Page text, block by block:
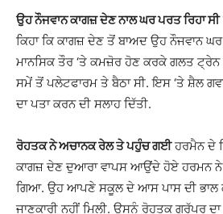
ਉਹ ਨੌਜਵਾਨ ਕਾਗਜ਼ ਦੇਣ ਨਾਲ ਘਰ ਪਰਤ ਰਿਹਾ ਸੀ
ਕਿਹਾ ਕਿ ਕਾਗਜ਼ ਦੇਣ ਤੋਂ ਬਾਅਦ ਉਹ ਨੌਜਵਾਨ
ਮਾਨਸਿਕ ਤੌਰ ‘ਤੇ ਕਮਜ਼ੋਰ ਹੋਣ ਕਰਕੇ ਗਲਤ
ਸਮੇਂ ਤੋਂ ਪਲੇਟਫਾਰਮ ਤੇ ਬੈਠਾ ਸੀ. ਇਸ ‘ਤੇ ਸ਼ੈਲ
ਦਾ ਪਤਾ ਕਰਨ ਦੀ ਸਲਾਹ ਦਿੱਤੀ.
ਰੋਹਤਕ ਨੇ ਅਚਾਨਕ ਰੇਲ ਤੇ ਪਹੁੰਚ ਗਈਹਰਮੈਨ ਦੇ
ਕਾਗਜ਼ ਦੇਣ ਦੁਆਰਾ ਵਾਪਸ ਆਉਂਦੇ ਹੋਏ ਹਰਮਨ
ਗਿਆ. ਉਹ ਆਪਣੇ ਸਕੂਲ ਦੇ ਆਸ ਪਾਸ ਦੀ ਭਾਲ
ਜਾਣਕਾਰੀ ਨਹੀਂ ਮਿਲੀ. ਉਸਨੂੰ ਰੋਹਤਕ ਗ੍ਰੱਪਰ